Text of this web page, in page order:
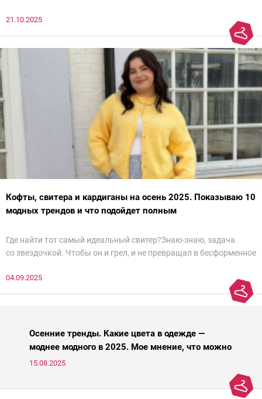
21.10.2025
Кофты, свитера и кардиганы на осень 2025. Показываю 10
модных трендов и что подойдет полным
Где найти тот самый идеальный свитер?Знаю-знаю, задача
со звездочкой. Чтобы он и грел, и не превращал в бесформенное
паники.
04.09.2025
Осенние тренды. Какие цвета в одежде —
моднее модного в 2025. Мое мнение, что можно
носить, а что нет
15.08.2025